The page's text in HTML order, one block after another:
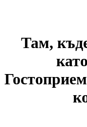
Там,